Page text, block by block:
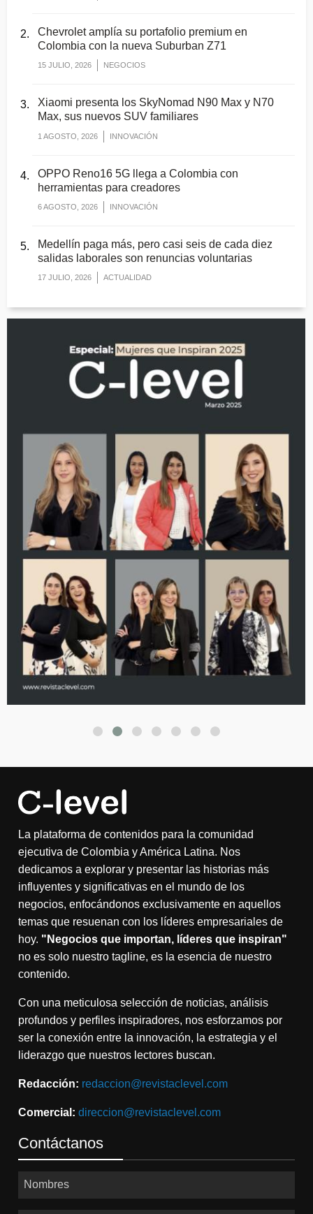
Chevrolet amplía su portafolio premium en
Colombia con la nueva Suburban Z71
15 JULIO, 2026 NEGOCIOS
Xiaomi presenta los SkyNomad N90 Max y N70
Max, sus nuevos SUV familiares
1 AGOSTO, 2026 INNOVACIÓN
OPPO Reno16 5G llega a Colombia con
herramientas para creadores
6 AGOSTO, 2026 INNOVACIÓN
Medellín paga más, pero casi seis de cada diez
salidas laborales son renuncias voluntarias
17 JULIO, 2026 ACTUALIDAD
La plataforma de contenidos para la comunidad
ejecutiva de Colombia y América Latina. Nos
dedicamos a explorar y presentar las historias más
influyentes y significativas en el mundo de los
negocios, enfocándonos exclusivamente en aquellos
temas que resuenan con los líderes empresariales de
hoy. "Negocios que importan, líderes que inspiran"
no es solo nuestro tagline, es la esencia de nuestro
contenido.
Con una meticulosa selección de noticias, análisis
profundos y perfiles inspiradores, nos esforzamos por
ser la conexión entre la innovación, la estrategia y el
liderazgo que nuestros lectores buscan.
Redacción: redaccion@revistaclevel.com
Comercial: direccion@revistaclevel.com
Contáctanos
Nombres